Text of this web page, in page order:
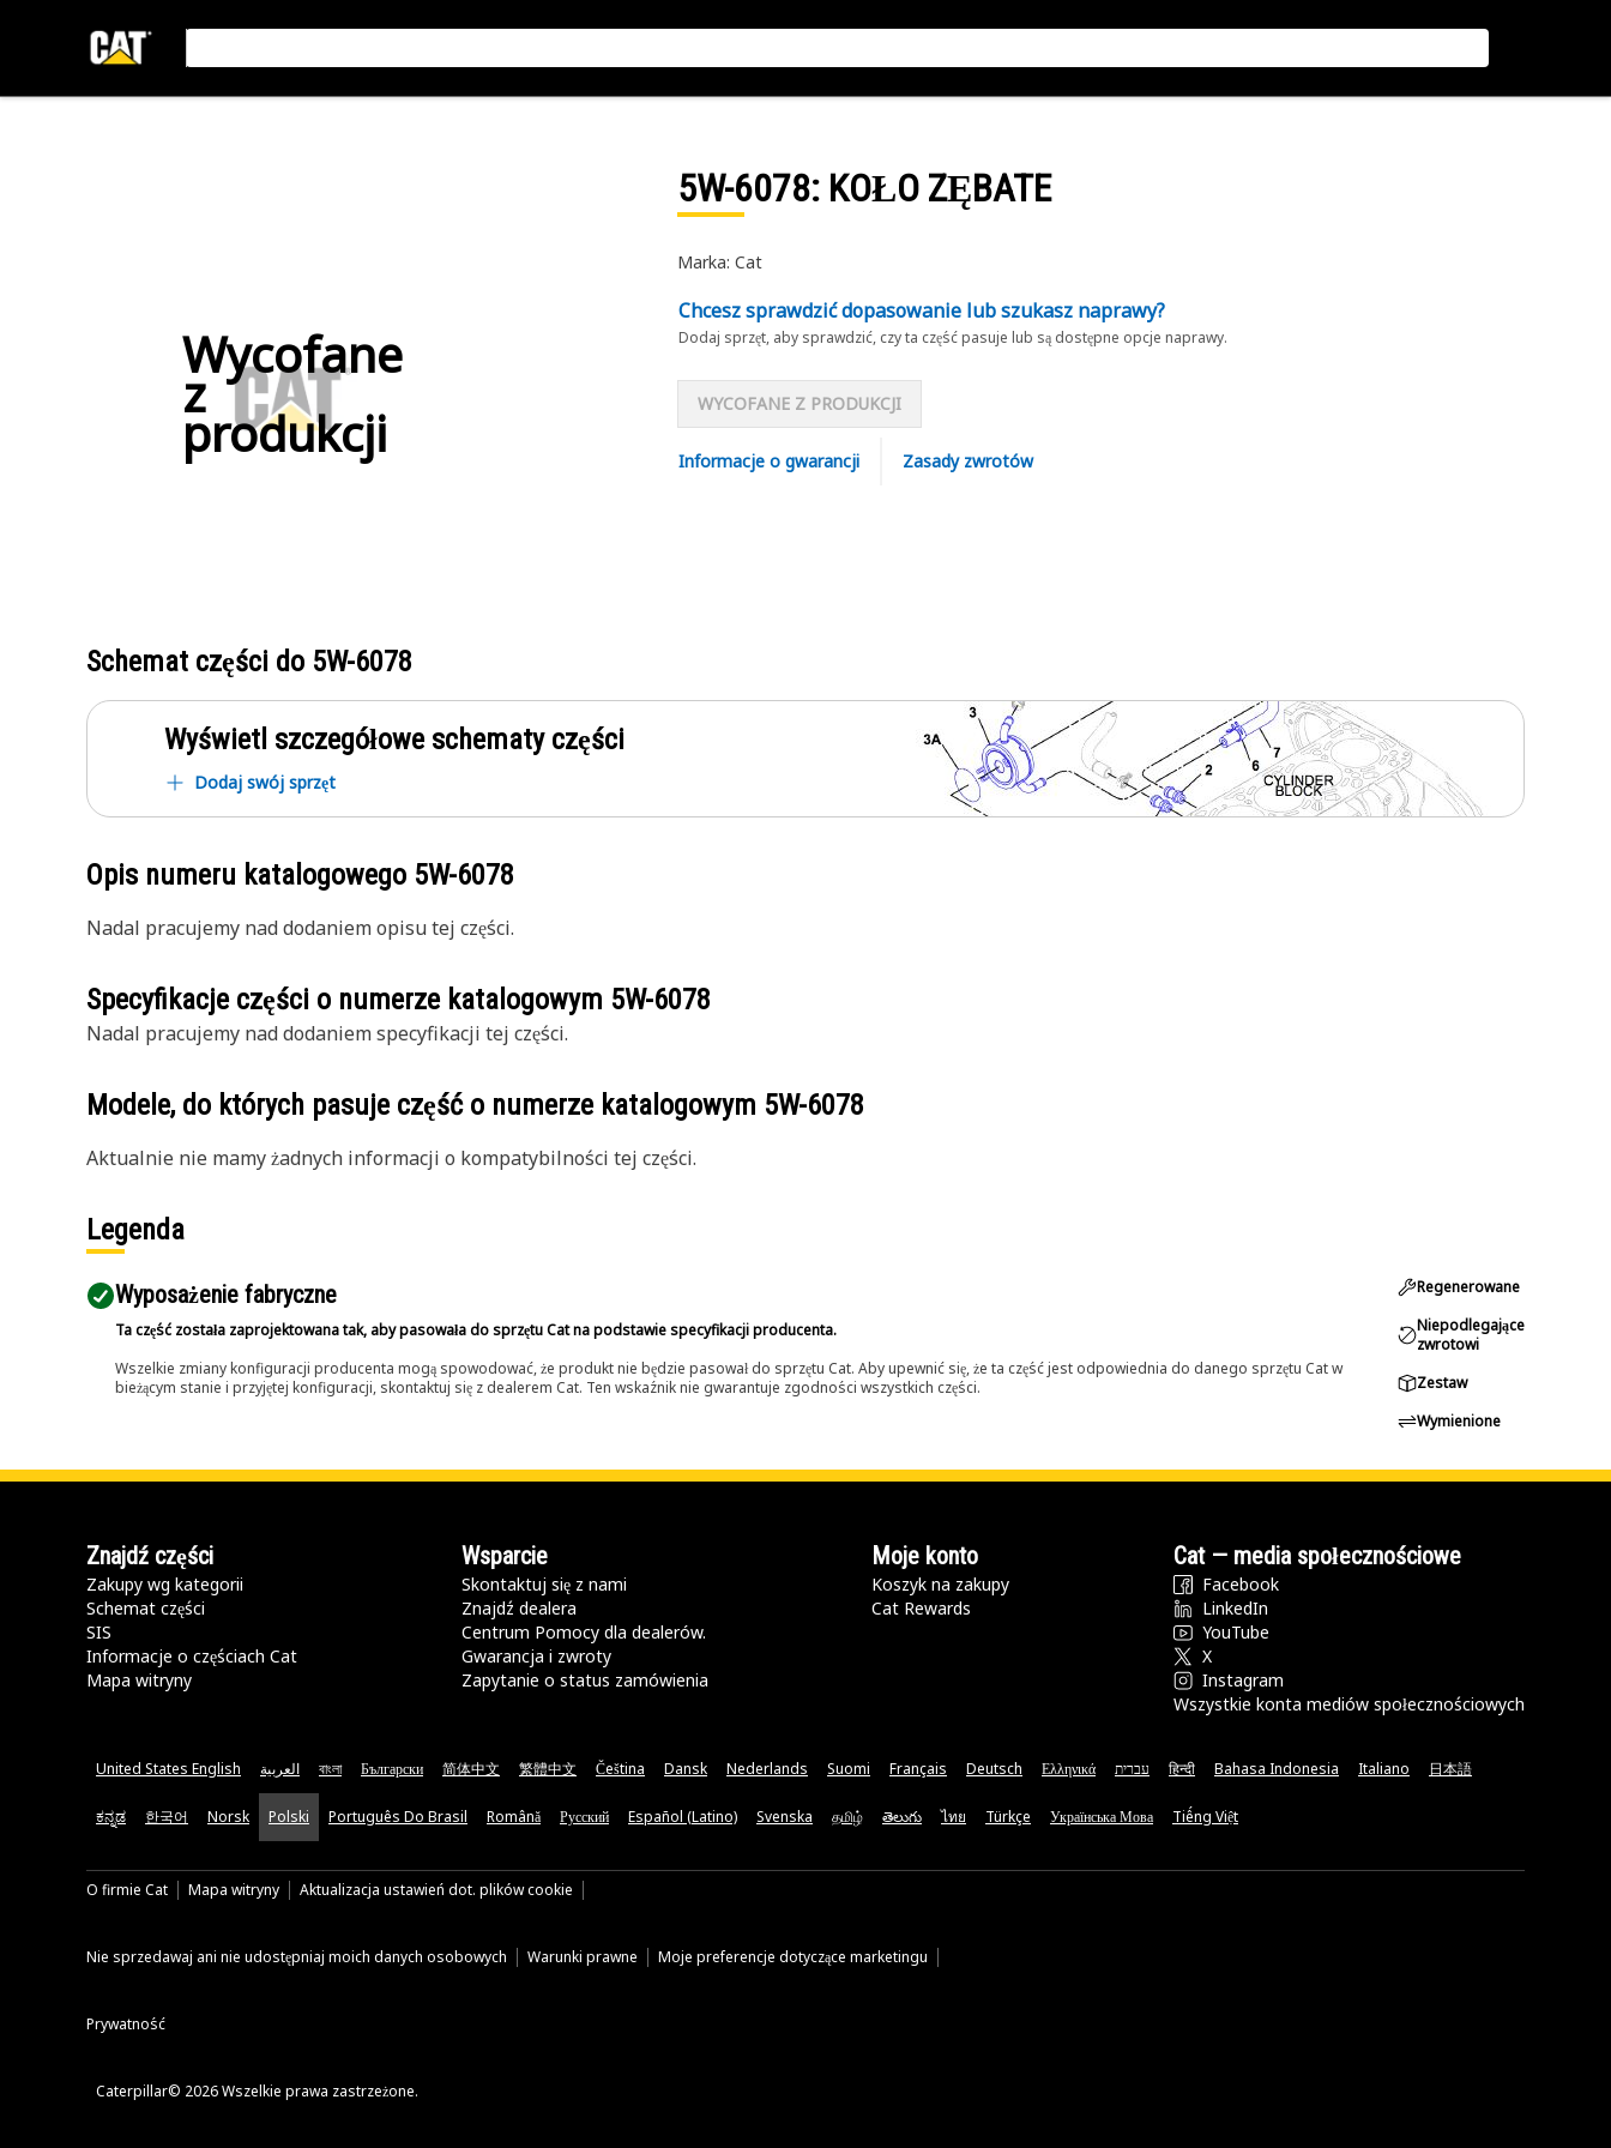
Wycofane
z
produkcji
5W-6078: KOŁO ZĘBATE
Marka: Cat
Chcesz sprawdzić dopasowanie lub szukasz naprawy?
Dodaj sprzęt, aby sprawdzić, czy ta część pasuje lub są dostępne opcje naprawy.
WYCOFANE Z PRODUKCJI
Informacje o gwarancji Zasady zwrotów
Schemat części do 5W-6078
Wyświetl szczegółowe schematy części
Dodaj swój sprzęt
Opis numeru katalogowego 5W-6078
Nadal pracujemy nad dodaniem opisu tej części.
Specyfikacje części o numerze katalogowym 5W-6078
Nadal pracujemy nad dodaniem specyfikacji tej części.
Modele, do których pasuje część o numerze katalogowym 5W-6078
Aktualnie nie mamy żadnych informacji o kompatybilności tej części.
Legenda
Wyposażenie fabryczne
Ta część została zaprojektowana tak, aby pasowała do sprzętu Cat na podstawie specyfikacji producenta.
Wszelkie zmiany konfiguracji producenta mogą spowodować, że produkt nie będzie pasował do sprzętu Cat. Aby upewnić się, że ta część jest odpowiednia do danego sprzętu Cat w
bieżącym stanie i przyjętej konfiguracji, skontaktuj się z dealerem Cat. Ten wskaźnik nie gwarantuje zgodności wszystkich części.
Regenerowane
Niepodlegające
zwrotowi
Zestaw
Wymienione
Znajdź części
Zakupy wg kategorii
Schemat części
SIS
Informacje o częściach Cat
Mapa witryny
Wsparcie
Skontaktuj się z nami
Znajdź dealera
Centrum Pomocy dla dealerów.
Gwarancja i zwroty
Zapytanie o status zamówienia
Moje konto
Koszyk na zakupy
Cat Rewards
Cat — media społecznościowe
Facebook
LinkedIn
YouTube
X
Instagram
Wszystkie konta mediów społecznościowych
United States English العربية বাংলা Български 简体中文 繁體中文 Čeština Dansk Nederlands Suomi Français Deutsch Ελληνικά עברית हिन्दी Bahasa Indonesia Italiano 日本語
ಕನ್ನಡ 한국어 Norsk Polski Português Do Brasil Română Русский Español (Latino) Svenska தமிழ் తెలుగు ไทย Türkçe Українська Мова Tiếng Việt
O firmie Cat Mapa witryny Aktualizacja ustawień dot. plików cookie
Nie sprzedawaj ani nie udostępniaj moich danych osobowych Warunki prawne Moje preferencje dotyczące marketingu
Prywatność
Caterpillar© 2026 Wszelkie prawa zastrzeżone.